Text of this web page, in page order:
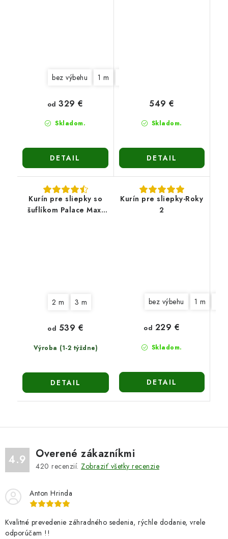
bez výbehu 1 m
Skladom.
od 329 €
DETAIL
Skladom.
549 €
DETAIL
Kurín pre sliepky so
šuflíkom Palace Max-
2 m 3 m
Výroba (1-2 týždne)
od 539 €
DETAIL
Kurín pre sliepky-Roky
2
bez výbehu 1 m
Skladom.
od 229 €
DETAIL
4.9 Overené zákazníkmi
420 recenzií. Zobraziť všetky recenzie
Anton Hrinda
Kvalitné prevedenie záhradného sedenia, rýchle dodanie, vrele
odporúčam !!